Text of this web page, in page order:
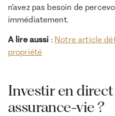
n’avez pas besoin de
immédiatement.
A lire aussi : Notre article
propriété
Investir en
assurance-vie ?